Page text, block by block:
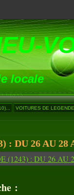
locale
VOITURES DE
: DU 26 AU 28
: